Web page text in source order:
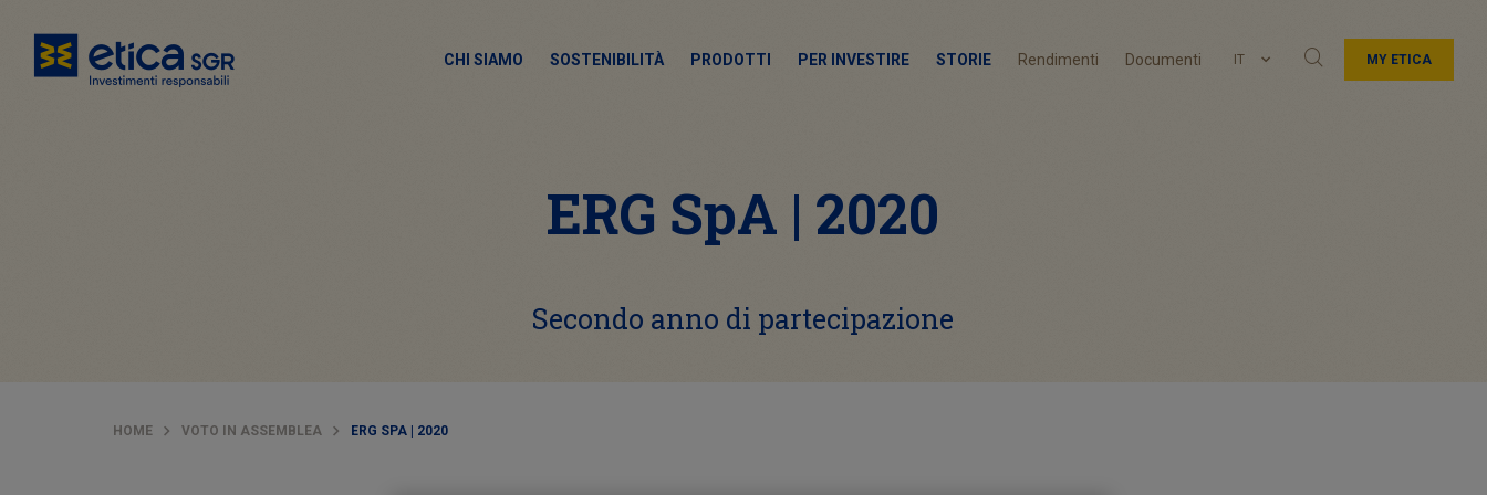
CHI SIAMO SOSTENIBILITÀ PRODOTTI PER INVESTIRE STORIE Rendimenti Documenti IT MY ETICA
ERG SpA | 2020
Secondo anno di partecipazione
HOME VOTO IN ASSEMBLEA ERG SPA | 2020